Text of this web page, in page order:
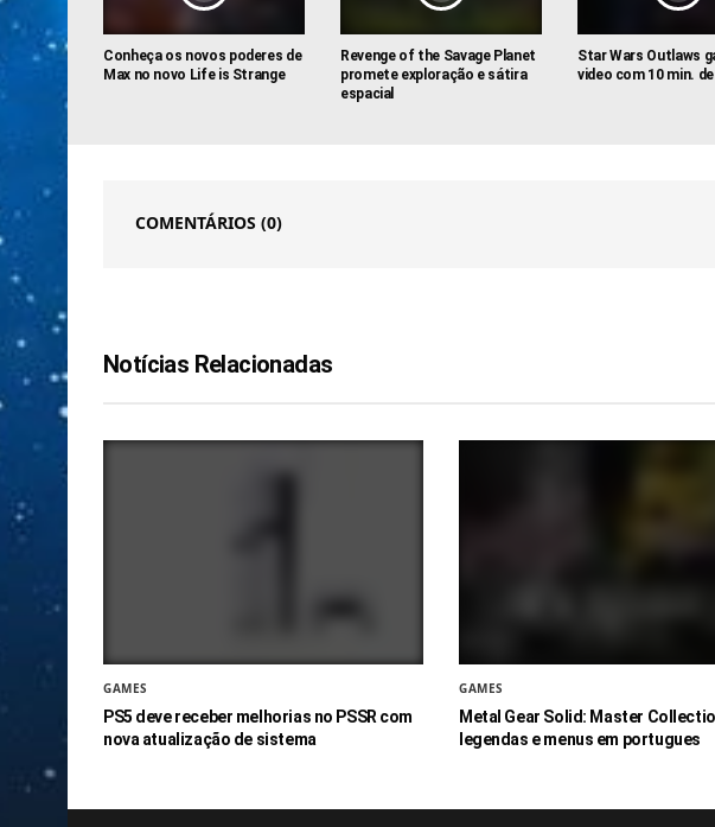
Conheça os novos poderes de
Max no novo Life is Strange
Revenge of the Savage Planet
promete exploração e sátira
espacial
Star Wars Outlaws
video com 10 min.
COMENTÁRIOS (0)
Notícias Relacionadas
GAMES
PS5 deve receber melhorias no PSSR com
nova atualização de sistema
GAMES
Metal Gear Solid: Master
legendas e menus em portugues